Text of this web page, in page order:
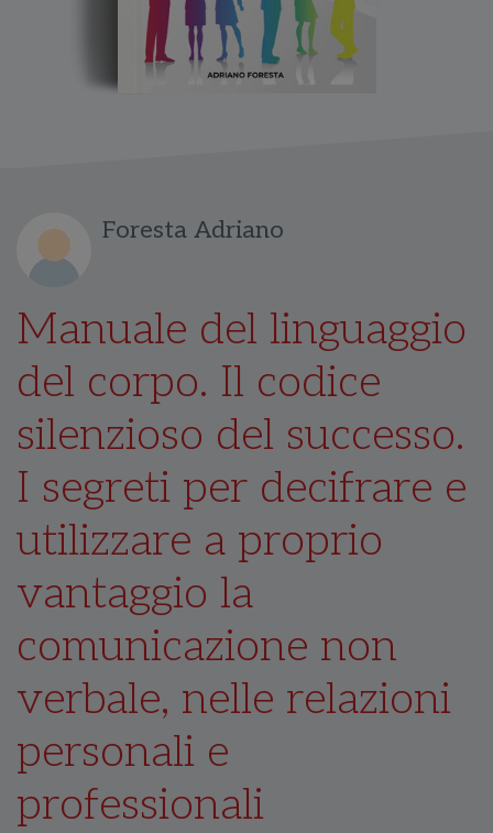
Foresta Adriano
Manuale del linguaggio
del corpo. Il codice
silenzioso del successo.
I segreti per decifrare e
utilizzare a proprio
vantaggio la
comunicazione non
verbale, nelle relazioni
personali e
professionali